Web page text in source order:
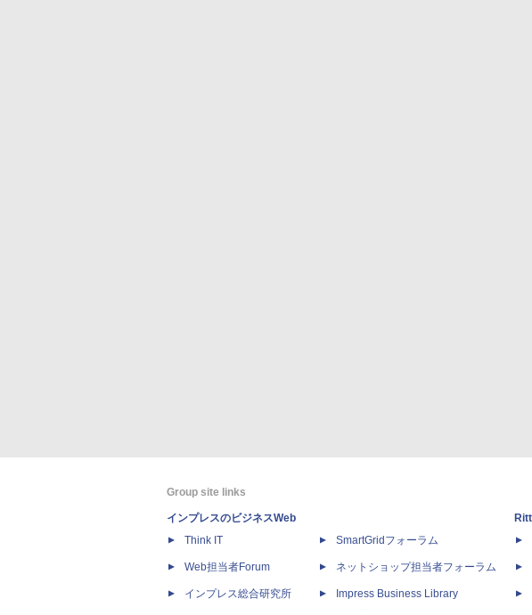
Group site links
インプレスのビジネスWeb
Think IT
Web担当者Forum
インプレス総合研究所
SmartGridフォーラム
ネットショップ担当者フォーラム
Impress Business Library